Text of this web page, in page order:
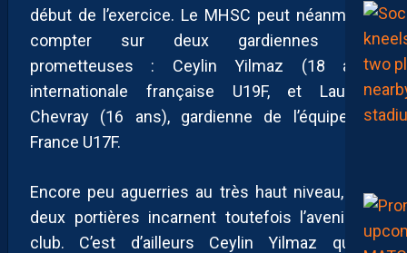
début de l’exercice. Le MHSC peut néanmoins
compter sur deux gardiennes très
prometteuses : Ceylin Yilmaz (18 ans),
internationale française U19F, et Lauryne
Chevray (16 ans), gardienne de l’équipe de
France U17F.
Encore peu aguerries au très haut niveau, ces
deux portières incarnent toutefois l’avenir du
club. C’est d’ailleurs Ceylin Yilmaz qui a